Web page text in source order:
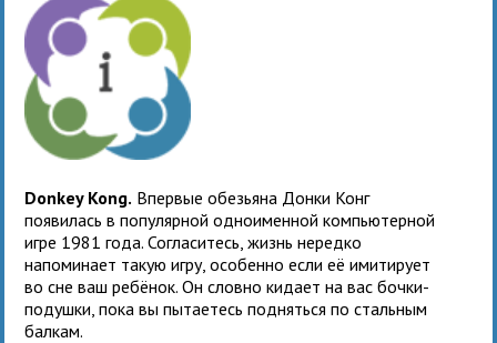
Donkey Kong. Впервые обезьяна Донки Конг
появилась в популярной одноименной компьютерной
игре 1981 года. Согласитесь, жизнь нередко
напоминает такую игру, особенно если её имитирует
во сне ваш ребёнок. Он словно кидает на вас бочки-
подушки, пока вы пытаетесь подняться по стальным
балкам.